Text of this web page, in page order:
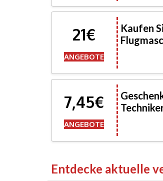
21€
ANGEBOTE
Kaufen
7,45€
ANGEBOTE
Entdecke aktuelle